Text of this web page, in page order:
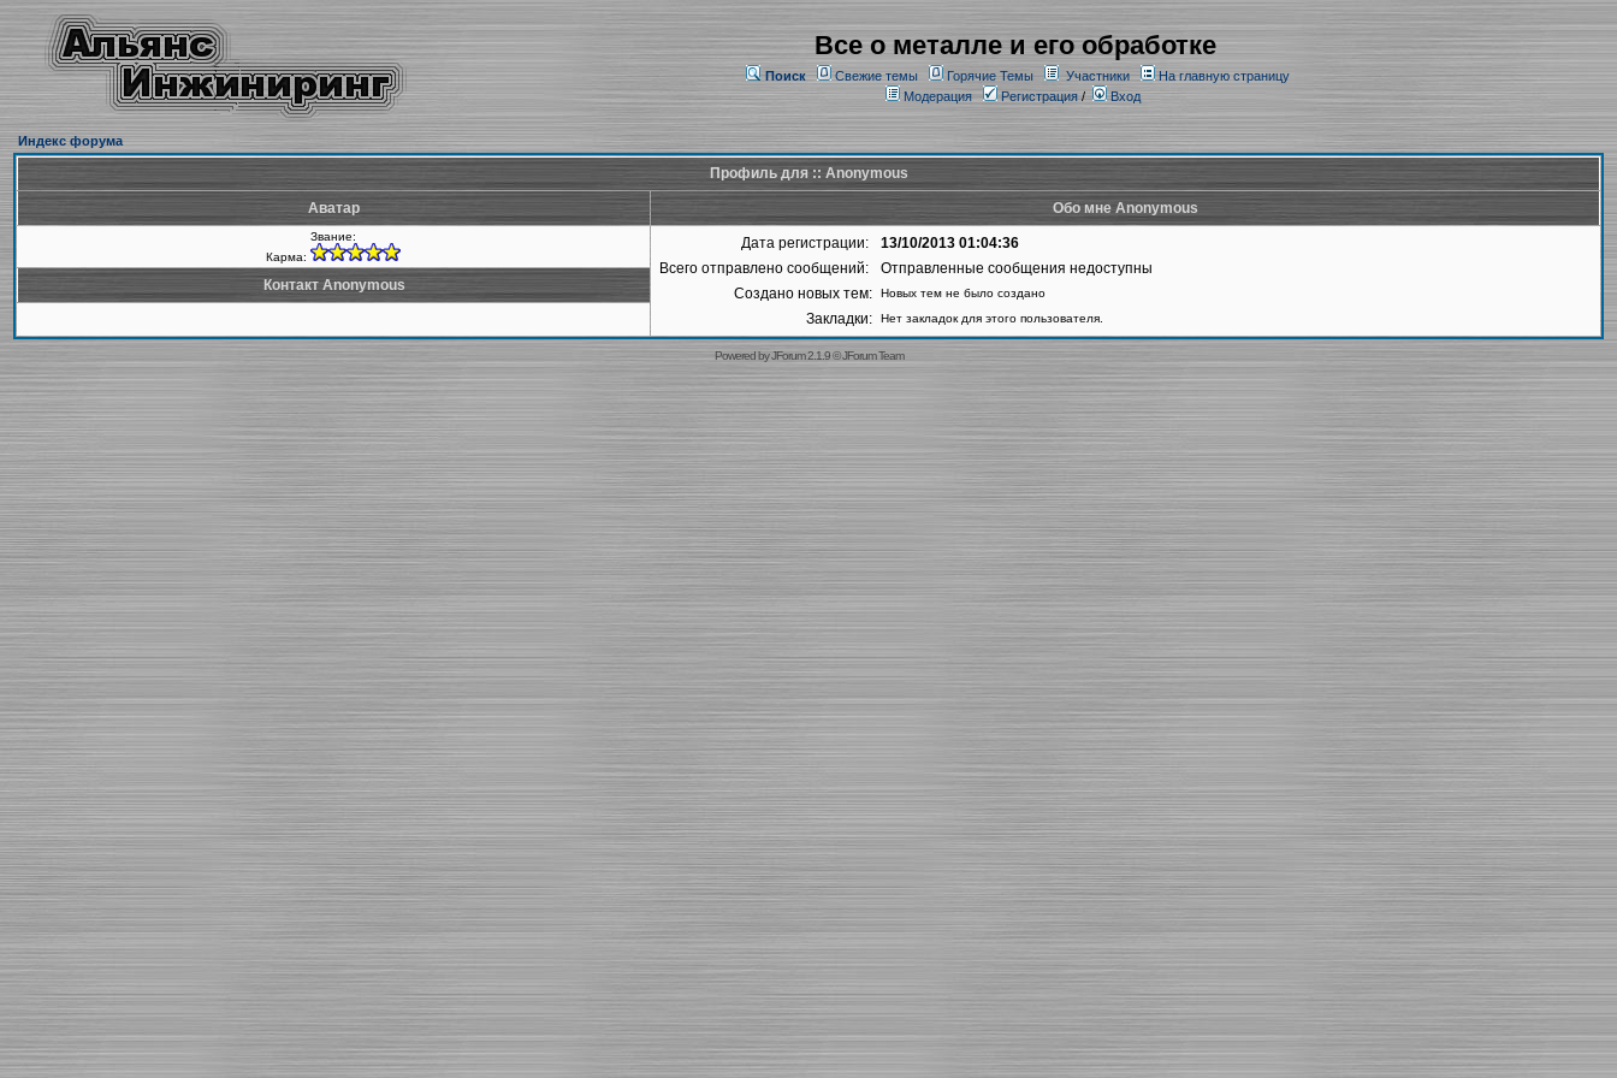
Все о металле и его обработке
Поиск Свежие темы Горячие Темы Участники
На главную страницу
Модерация
Регистрация/ Вход
Индекс форума
Профиль для :: Anonymous
Аватар Обо мне Anonymous
Звание:
Карма:
Дата регистрации:
13/10/2013 01:04:36
Всего отправлено сообщений:
Отправленные сообщения недоступны
Создано новых тем:
Новых тем не было создано
Закладки: Нет закладок для этого пользователя.
Контакт Anonymous
Powered byJForum 2.1.9©JForum Team